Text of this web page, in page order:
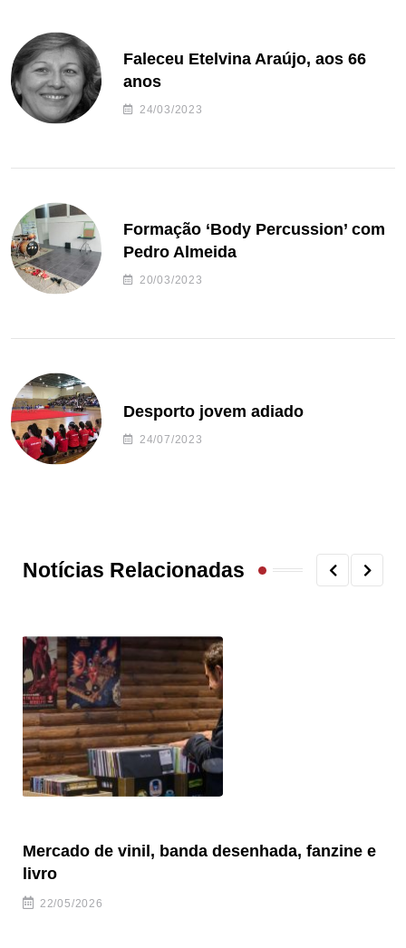
Faleceu Etelvina Araújo, aos 66
anos
24/03/2023
Formação ‘Body Percussion’ com
Pedro Almeida
20/03/2023
Desporto jovem adiado
24/07/2023
Notícias Relacionadas
Mercado de vinil, banda desenhada, fanzine e
livro
22/05/2026